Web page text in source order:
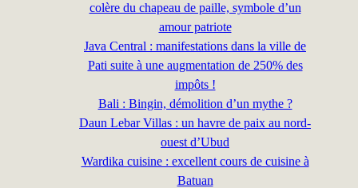
colère du chapeau de paille, symbole d’un
amour patriote
Java Central : manifestations dans la ville de
Pati suite à une augmentation de 250% des
impôts !
Bali : Bingin, démolition d’un mythe ?
Daun Lebar Villas : un havre de paix au nord-
ouest d’Ubud
Wardika cuisine : excellent cours de cuisine à
Batuan